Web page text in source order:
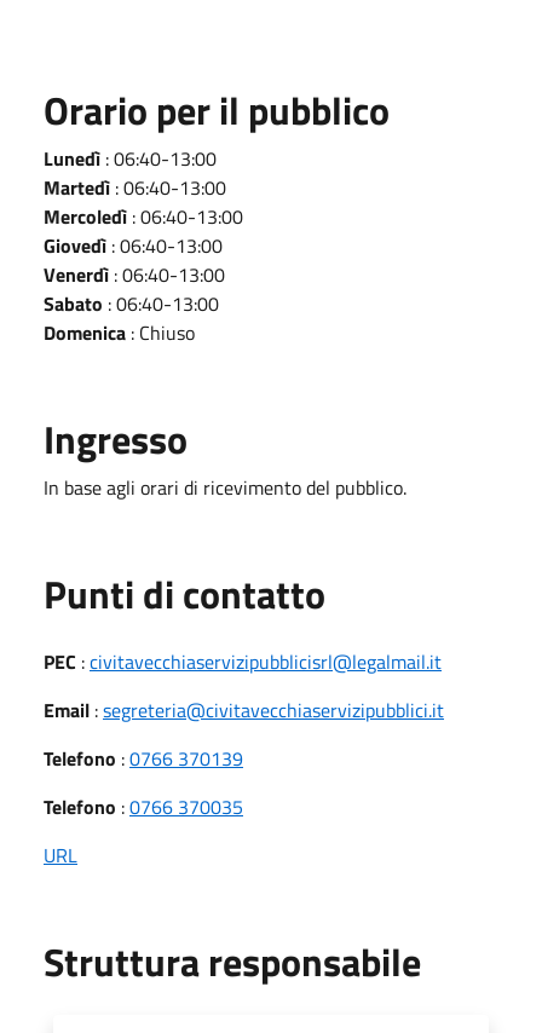
Orario per il pubblico
Lunedì : 06:40-13:00
Martedì : 06:40-13:00
Mercoledì : 06:40-13:00
Giovedì : 06:40-13:00
Venerdì : 06:40-13:00
Sabato : 06:40-13:00
Domenica : Chiuso
Ingresso
In base agli orari di ricevimento del pubblico.
Punti di contatto
PEC :civitavecchiaservizipubblicisrl@legalmail.it
Email :segreteria@civitavecchiaservizipubblici.it
Telefono :0766 370139
Telefono :0766 370035
URL
Struttura responsabile